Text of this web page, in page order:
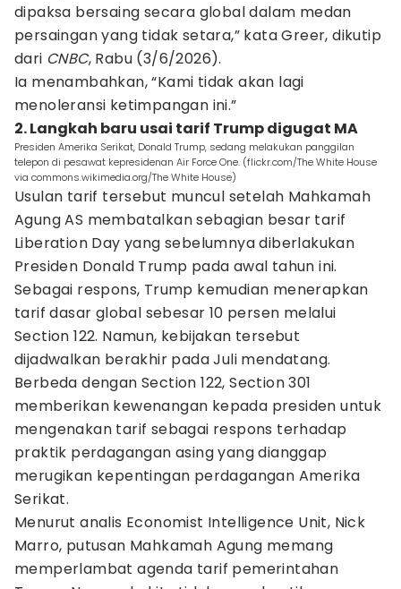
dipaksa bersaing secara global dalam medan
persaingan yang tidak setara,” kata Greer, dikutip
dari CNBC, Rabu (3/6/2026).
Ia menambahkan, “Kami tidak akan lagi
menoleransi ketimpangan ini.”
2. Langkah baru usai tarif Trump digugat MA
Presiden Amerika Serikat, Donald Trump, sedang melakukan panggilan
telepon di pesawat kepresidenan Air Force One. (flickr.com/The White House
via commons.wikimedia.org/The White House)
Usulan tarif tersebut muncul setelah Mahkamah
Agung AS membatalkan sebagian besar tarif
Liberation Day yang sebelumnya diberlakukan
Presiden Donald Trump pada awal tahun ini.
Sebagai respons, Trump kemudian menerapkan
tarif dasar global sebesar 10 persen melalui
Section 122. Namun, kebijakan tersebut
dijadwalkan berakhir pada Juli mendatang.
Berbeda dengan Section 122, Section 301
memberikan kewenangan kepada presiden untuk
mengenakan tarif sebagai respons terhadap
praktik perdagangan asing yang dianggap
merugikan kepentingan perdagangan Amerika
Serikat.
Menurut analis Economist Intelligence Unit, Nick
Marro, putusan Mahkamah Agung memang
memperlambat agenda tarif pemerintahan